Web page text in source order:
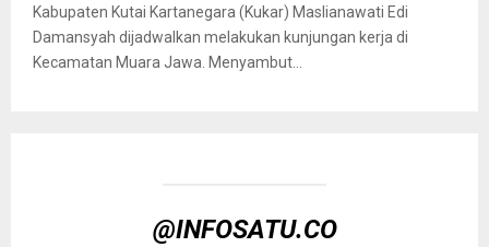
Kabupaten Kutai Kartanegara (Kukar) Maslianawati Edi
Damansyah dijadwalkan melakukan kunjungan kerja di
Kecamatan Muara Jawa. Menyambut...
@INFOSATU.CO